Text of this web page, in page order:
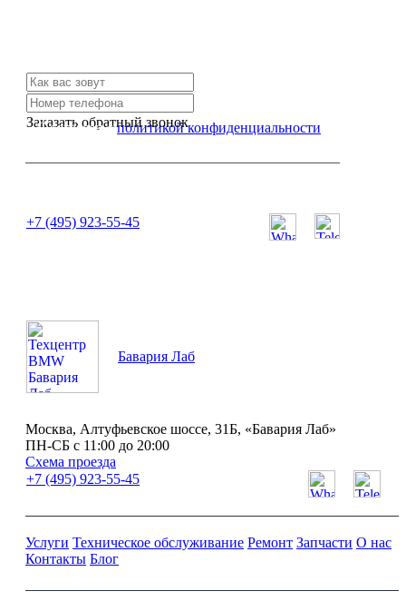
Заказать обратный звонок
Я согласен сполитикой конфиденциальности
+7 (495) 923-55-45
Бавария Лаб
Москва, Алтуфьевское шоссе, 31Б, «Бавария Лаб»
ПН-СБ с 11:00 до 20:00
Схема проезда
+7 (495) 923-55-45
Услуги Техническое обслуживание Ремонт Запчасти О нас
Контакты Блог